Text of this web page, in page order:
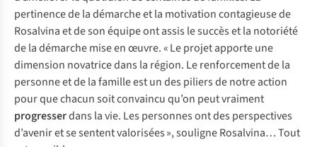
pertinence de la démarche et la motivation contagieuse de
Rosalvina et de son équipe ont assis le succès et la notoriété
de la démarche mise en œuvre. « Le projet apporte une
dimension novatrice dans la région. Le renforcement de la
personne et de la famille est un des piliers de notre action
pour que chacun soit convaincu qu’on peut vraiment
progresserdans la vie. Les personnes ont des perspectives
d’avenir et se sentent valorisées », souligne Rosalvina… Tout